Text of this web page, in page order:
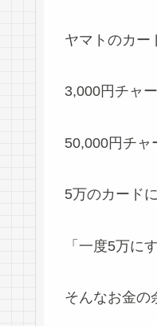
ヤマトのカー
3,000円チャ
50,000円チャ
5万のカード
「一度5万に
そんなお金の